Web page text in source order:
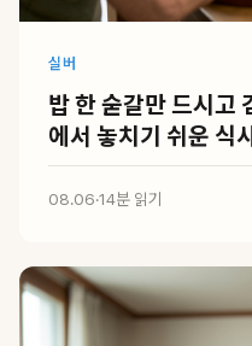
실버
밥 한 숟갈만 드시
에서 놓치기 쉬운 식
08.06·14분 읽기